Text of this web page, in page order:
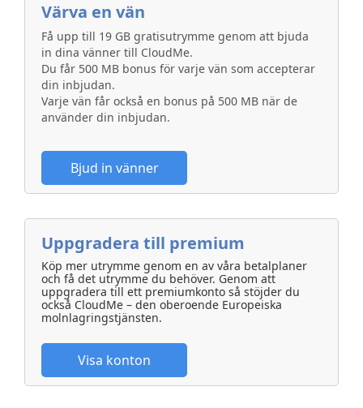
Värva en vän
Få upp till 19 GB gratisutrymme genom att bjuda
in dina vänner till CloudMe.
Du får 500 MB bonus för varje vän som accepterar
din inbjudan.
Varje vän får också en bonus på 500 MB när de
använder din inbjudan.
Bjud in vänner
Uppgradera till premium
Köp mer utrymme genom en av våra betalplaner
och få det utrymme du behöver. Genom att
uppgradera till ett premiumkonto så stöjder du
också CloudMe – den oberoende Europeiska
molnlagringstjänsten.
Visa konton